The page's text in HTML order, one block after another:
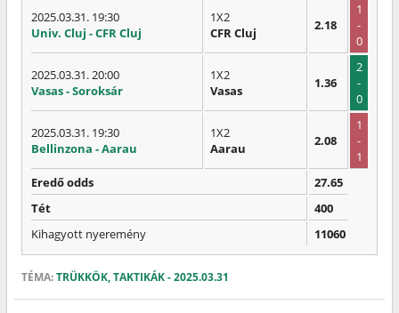
2025.03.31. 19:30
Univ. Cluj - CFR Cluj
1X2
CFR Cluj
2.18
1
-
0
2025.03.31. 20:00
Vasas - Soroksár
1X2
Vasas
1.36
2
-
0
2025.03.31. 19:30
Bellinzona - Aarau
1X2
Aarau
2.08
1
-
1
Eredő odds
27.65
Tét
400
Kihagyott nyeremény
11060
TÉMA:TRÜKKÖK, TAKTIKÁK - 2025.03.31